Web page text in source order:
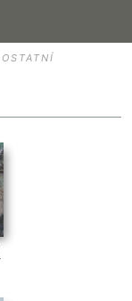
OSTATNÍ